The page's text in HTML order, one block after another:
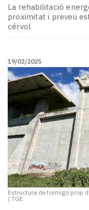
Subscriptors
La
Pallars
Contingut
patrocinat
Lo
llegit...
Editorial
La rehabilitació
proximitat i preveu
cérvol
19/02/2025
Estructura de formigó prop
| TGE